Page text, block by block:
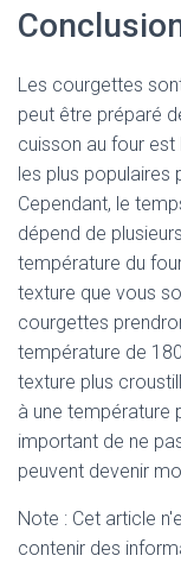
Les courgettes
peut être préparé
cuisson au four est
les plus populaires
Cependant, le
dépend de
température du
texture que vous
courgettes
température de
texture plus
à une température
important de ne
peuvent devenir
Note : Cet article
contenir des